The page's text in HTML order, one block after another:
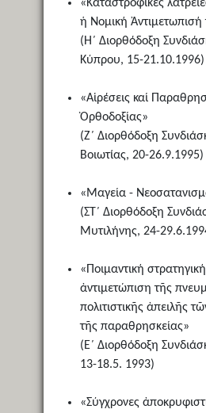
«Καταστροφικές
ἡ Νομική Ἀντιμετωπισή
(Η΄ Διορθόδοξη
Κύπρου, 15-21.10.1996)
«Αἱρέσεις καί
Ὀρθοδοξίας»
(Ζ΄ Διορθόδοξη
Βοιωτίας, 20-26.9.1995)
«Μαγεία -
(ΣΤ΄ Διορθόδοξη
Μυτιλήνης, 24-
«Ποιμαντική
ἀντιμετώπιση τῆς
πολιτιστικῆς ἀπειλῆς
τῆς παραθρησκείας»
(Ε΄ Διορθόδοξη
13-18.5. 1993)
«Σύγχρονες